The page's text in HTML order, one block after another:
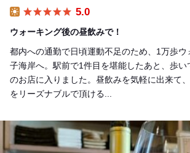
5.0
ウォーキング後の昼飲みで！
都内への通勤で日頃運動不足のため、1万歩ウ
子海岸へ。駅前で1件目を堪能したあと、歩い
のお店に入りました。昼飲みを気軽に出来て
をリーズナブルで頂ける...